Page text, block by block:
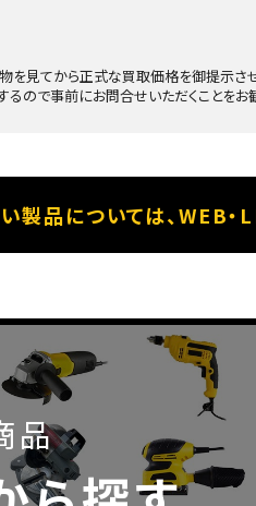
見てから正式な買取価格を御提示さ
ので事前にお問合せいただくことをお
製品については、WEB・
品